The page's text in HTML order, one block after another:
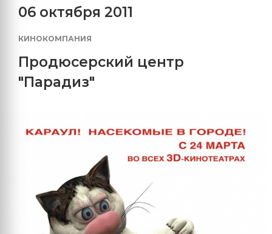
06 октября 2011
КИНОКОМПАНИЯ
Продюсерский центр
"Парадиз"